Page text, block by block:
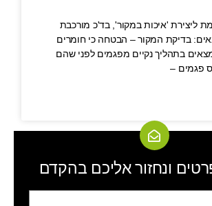
ליצירת 'איכות במקור', בד'כ מורכבת
בדיקת המקור – הבטחה כי חומרים
בתהליך נקיים מפגמים לפני שהם
פגמים –
ונחזור אליכם בהקדם